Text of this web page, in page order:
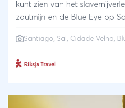
kunt zien van het
zoutmijn en de Blue Eye op
prachtige witte zandstranden
gemak van een
avontuur naar het andere
Santiago, Sal, Cidade Velha,